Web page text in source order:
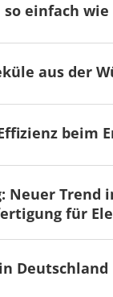
so einfach
aus der
beim
Neuer Trend
für